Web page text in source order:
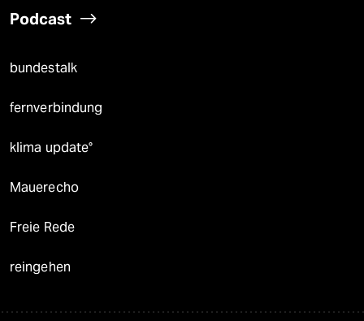
Podcast
bundestalk
fernverbindung
klima update°
Mauerecho
Freie Rede
reingehen